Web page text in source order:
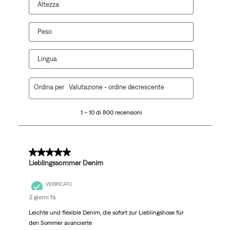
Altezza
Peso
Lingua
800
1 – 10 di 800 recensioni
Ordina per Valutazione - ordine decrescente
5 su 5 stelle.
Lieblingssommer Denim
VERIFICATO
2 giorni fa
Leichte und flexible Denim, die sofort zur Lieblingshose für
den Sommer avancierte